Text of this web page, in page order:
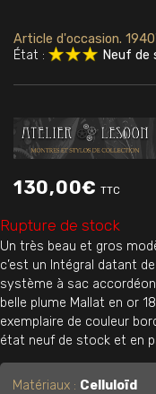
Article d'occasion.
État :
Neuf de
130,00€ TTC
Rupture de stock
Un très beau et gros
c’est un Intégral datant
système à sac
belle plume Mallat en or
exemplaire de couleur
état neuf de stock et en
Matériaux : Celluloïd